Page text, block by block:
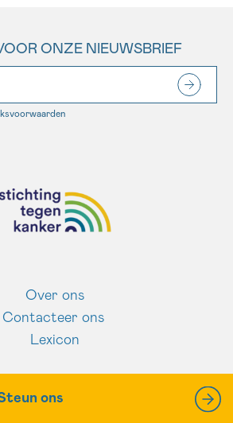
ONZE NIEUWSBRIEF
Over ons
Contacteer ons
Lexicon
ons